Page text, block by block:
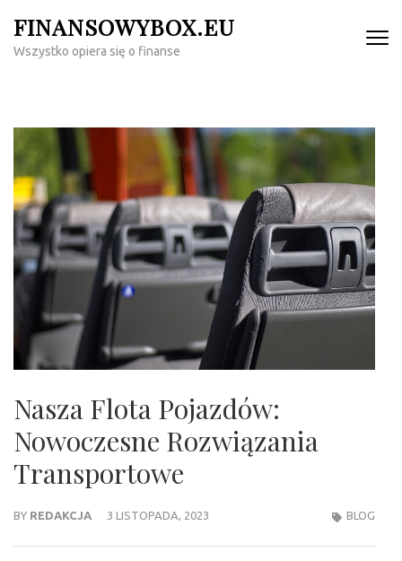
content
FINANSOWYBOX.EU
Wszystko opiera się o finanse
Nasza Flota Pojazdów:
Nowoczesne Rozwiązania
Transportowe
BY REDAKCJA 3 LISTOPADA, 2023 BLOG